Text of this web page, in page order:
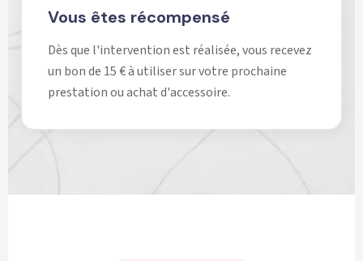
Vous êtes récompensé
Dès que l'intervention est réalisée, vous recevez
un bon de 15 € à utiliser sur votre prochaine
prestation ou achat d'accessoire.